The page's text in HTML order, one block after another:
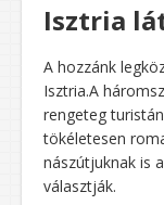
Isztria
A hozzánk
Isztria.A
rengeteg
tökéletesen
nászútjuknak is
választják.